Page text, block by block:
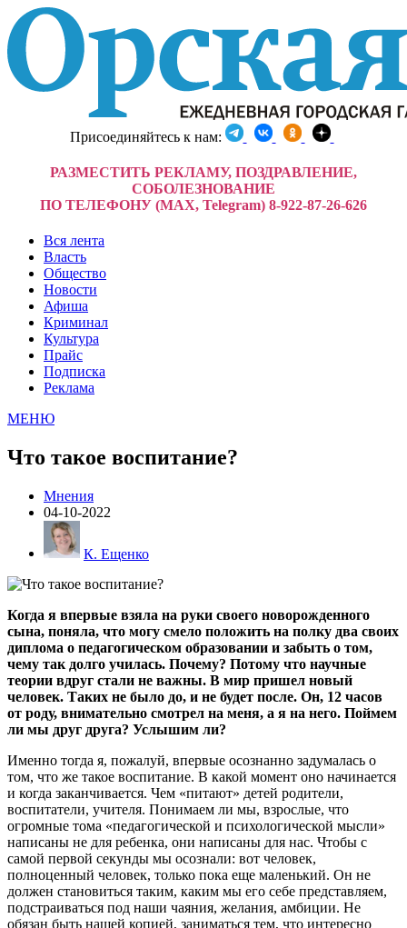
Присоединяйтесь к нам:
РАЗМЕСТИТЬ РЕКЛАМУ, ПОЗДРАВЛЕНИЕ,
СОБОЛЕЗНОВАНИЕ
ПО ТЕЛЕФОНУ (MAX, Telegram) 8-922-87-26-626
Вся лента
Власть
Общество
Новости
Афиша
Криминал
Культура
Прайс
Подписка
Реклама
МЕНЮ
Что такое воспитание?
Мнения
04-10-2022
К. Ещенко
Когда я впервые взяла на руки своего новорожденного
сына, поняла, что могу смело положить на полку два своих
диплома о педагогическом образовании и забыть о том,
чему так долго училась. Почему? Потому что научные
теории вдруг стали не важны. В мир пришел новый
человек. Таких не было до, и не будет после. Он, 12 часов
от роду, внимательно смотрел на меня, а я на него. Поймем
ли мы друг друга? Услышим ли?
Именно тогда я, пожалуй, впервые осознанно задумалась о
том, что же такое воспитание. В какой момент оно начинается
и когда заканчивается. Чем «питают» детей родители,
воспитатели, учителя. Понимаем ли мы, взрослые, что
огромные тома «педагогической и психологической мысли»
написаны не для ребенка, они написаны для нас. Чтобы с
самой первой секунды мы осознали: вот человек,
полноценный человек, только пока еще маленький. Он не
должен становиться таким, каким мы его себе представляем,
подстраиваться под наши чаяния, желания, амбиции. Не
обязан быть нашей копией, заниматься тем, что интересно